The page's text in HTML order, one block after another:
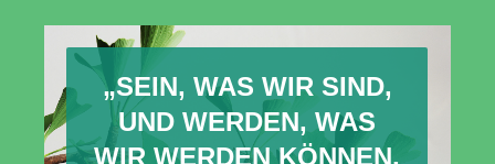
„SEIN, WAS WIR SIND,
UND WERDEN, WAS
WIR WERDEN KÖNNEN,